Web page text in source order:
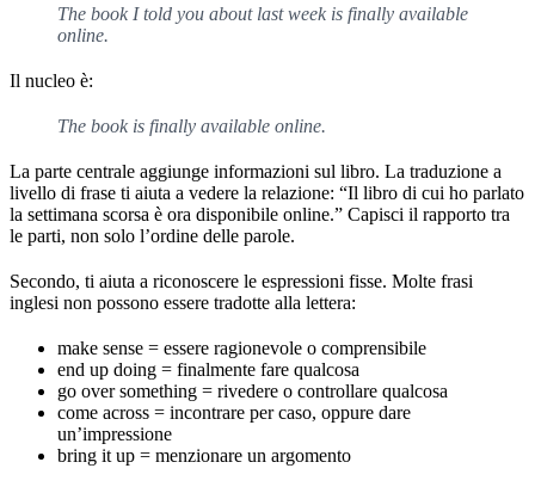
The book I told you about last week is finally available
online.
Il nucleo è:
The book is finally available online.
La parte centrale aggiunge informazioni sul libro. La traduzione a
livello di frase ti aiuta a vedere la relazione: “Il libro di cui ho parlato
la settimana scorsa è ora disponibile online.” Capisci il rapporto tra
le parti, non solo l’ordine delle parole.
Secondo, ti aiuta a riconoscere le espressioni fisse. Molte frasi
inglesi non possono essere tradotte alla lettera:
make sense = essere ragionevole o comprensibile
end up doing = finalmente fare qualcosa
go over something = rivedere o controllare qualcosa
come across = incontrare per caso, oppure dare
un’impressione
bring it up = menzionare un argomento